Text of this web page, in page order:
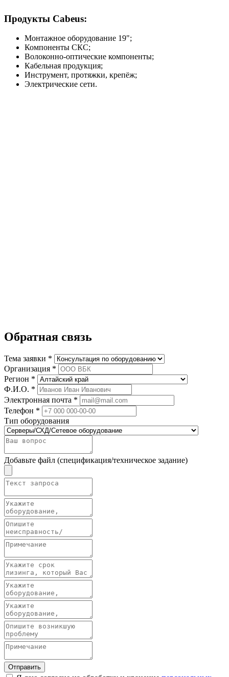
Продукты Cabeus:
Монтажное оборудование 19";
Компоненты СКС;
Волоконно-оптические компоненты;
Кабельная продукция;
Инструмент, протяжки, крепёж;
Электрические сети.
Обратная связь
Тема заявки *
Организация *
Регион *
Ф.И.О. *
Электронная почта *
Телефон *
Тип оборудования
Добавьте файл (спецификация/техническое задание)
Отправить